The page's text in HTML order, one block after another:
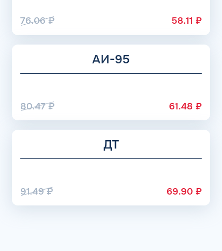
76.06₽ 58.11 ₽
АИ-95
80.47₽ 61.48 ₽
ДТ
91.49₽ 69.90 ₽